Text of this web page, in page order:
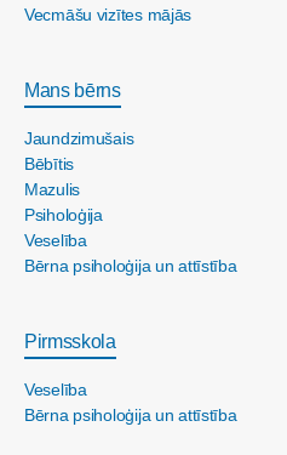
Vecmāšu vizītes mājās
Mans bērns
Jaundzimušais
Bēbītis
Mazulis
Psiholoģija
Veselība
Bērna psiholoģija un attīstība
Pirmsskola
Veselība
Bērna psiholoģija un attīstība